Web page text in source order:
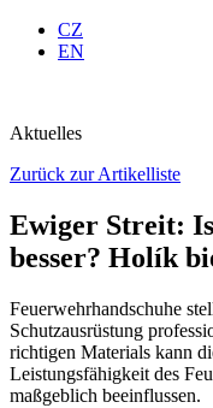
CZ
EN
Aktuelles
Zurück zur Artikelliste
Ewiger Streit:
besser? Holík
Feuerwehrhandschuhe
Schutzausrüstung
richtigen Materials kann
Leistungsfähigkeit des
maßgeblich beeinflussen.